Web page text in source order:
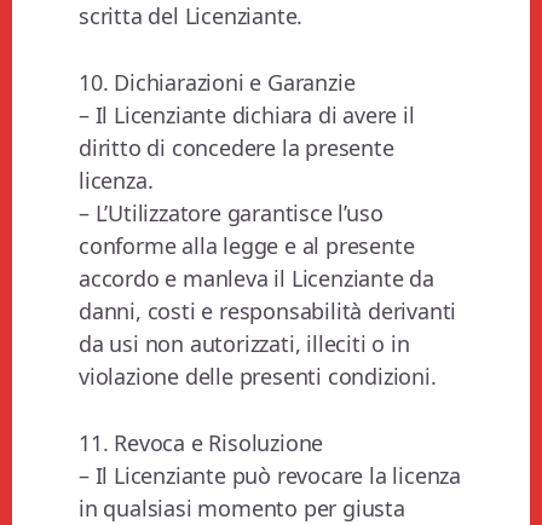
scritta del Licenziante.
10. Dichiarazioni e Garanzie
– Il Licenziante dichiara di avere il
diritto di concedere la presente
licenza.
– L’Utilizzatore garantisce l’uso
conforme alla legge e al presente
accordo e manleva il Licenziante da
danni, costi e responsabilità derivanti
da usi non autorizzati, illeciti o in
violazione delle presenti condizioni.
11. Revoca e Risoluzione
– Il Licenziante può revocare la licenza
in qualsiasi momento per giusta